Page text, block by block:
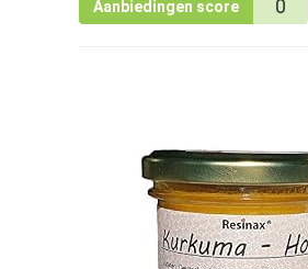
Aanbiedingen score 0